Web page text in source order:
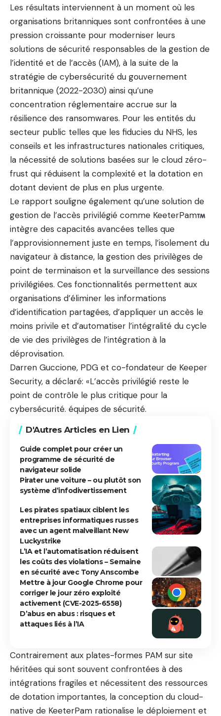
Les résultats interviennent à un moment où les
organisations britanniques sont confrontées à une
pression croissante pour moderniser leurs
solutions de sécurité responsables de la gestion de
l’identité et de l’accès (IAM), à la suite de la
stratégie de cybersécurité du gouvernement
britannique (2022-2030) ainsi qu’une
concentration réglementaire accrue sur la
résilience des ransomwares. Pour les entités du
secteur public telles que les fiducies du NHS, les
conseils et les infrastructures nationales critiques,
la nécessité de solutions basées sur le cloud zéro-
frust qui réduisent la complexité et la dotation en
dotant devient de plus en plus urgente.
Le rapport souligne également qu’une solution de
gestion de l’accès privilégié comme KeeterPam
intègre des capacités avancées telles que
l’approvisionnement juste en temps, l’isolement du
navigateur à distance, la gestion des privilèges de
point de terminaison et la surveillance des sessions
privilégiées. Ces fonctionnalités permettent aux
organisations d’éliminer les informations
d’identification partagées, d’appliquer un accès le
moins privile et d’automatiser l’intégralité du cycle
de vie des privilèges de l’intégration à la
déprovisation.
Darren Guccione, PDG et co-fondateur de Keeper
Security, a déclaré: «L’accès privilégié reste le
point de contrôle le plus critique pour la
cybersécurité. équipes de sécurité.
D'Autres Articles en Lien
Guide complet pour créer un
programme de sécurité de
navigateur solide
Pirater une voiture – ou plutôt son
système d’infodivertissement
Les pirates spatiaux ciblent les
entreprises informatiques russes
avec un agent malveillant New
Luckystrike
L’IA et l’automatisation réduisent
les coûts des violations – Semaine
en sécurité avec Tony Anscombe
Mettre à jour Google Chrome pour
corriger le jour zéro exploité
activement (CVE-2025-6558)
D’abus en abus : risques et
attaques liés à l’IA
Contrairement aux plates-formes PAM sur site
héritées qui sont souvent confrontées à des
intégrations fragiles et nécessitent des ressources
de dotation importantes, la conception du cloud-
native de KeeterPam rationalise le déploiement et